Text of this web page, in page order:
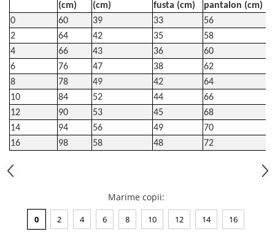
(cm)
(cm)
fusta (cm)
pantalon (cm)
0
60 39 33 56
2
64 42 35 58
4
66 43 36 60
6
76 47 38 62
8
78 49 42 64
10
84 52 44 66
12
90 53 45 68
14
94 56 49 70
16
98 58 48 72
Marime copii:
0 2 4 6 8 10 12 14 16